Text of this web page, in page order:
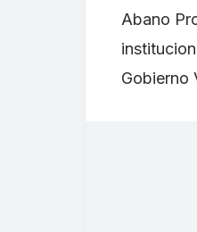
Abano
Gobierno